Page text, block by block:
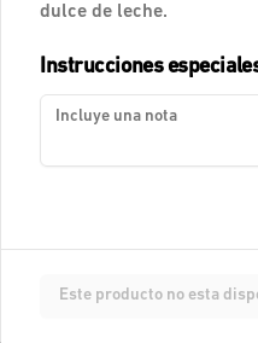
dulce de leche.
Instrucciones
Este producto no esta